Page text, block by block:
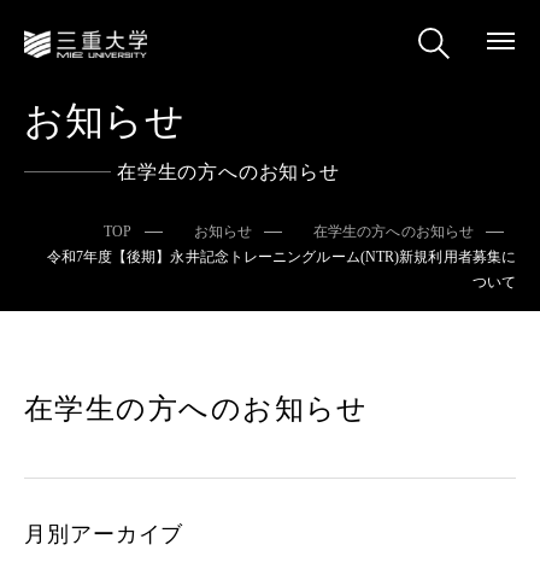
お知らせ
在学生の方へのお知らせ
TOP お知らせ
在学生の方へのお知らせ
令和7年度【後期】永井記念トレーニングルーム(NTR)新規利用者募集に
ついて
在学生の方へのお知らせ
月別アーカイブ